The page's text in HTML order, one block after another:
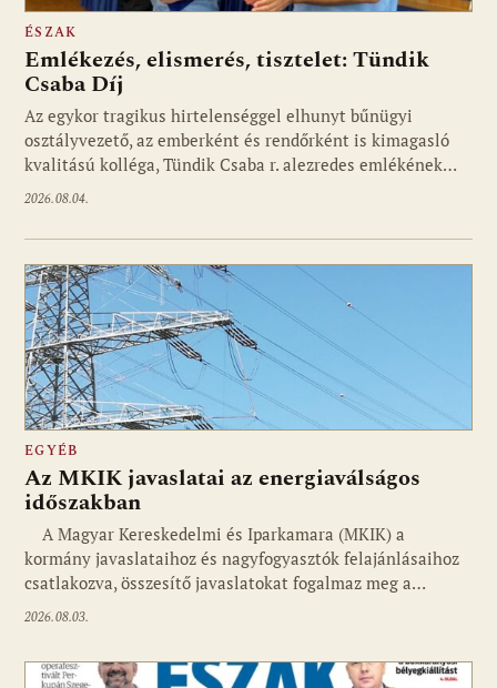
ÉSZAK
Emlékezés, elismerés, tisztelet: Tündik
Csaba Díj
Az egykor tragikus hirtelenséggel elhunyt bűnügyi
osztályvezető, az emberként és rendőrként is kimagasló
kvalitású kolléga, Tündik Csaba r. alezredes emlékének…
2026.08.04.
EGYÉB
Az MKIK javaslatai az energiaválságos
időszakban
A Magyar Kereskedelmi és Iparkamara (MKIK) a
kormány javaslataihoz és nagyfogyasztók felajánlásaihoz
csatlakozva, összesítő javaslatokat fogalmaz meg a…
2026.08.03.